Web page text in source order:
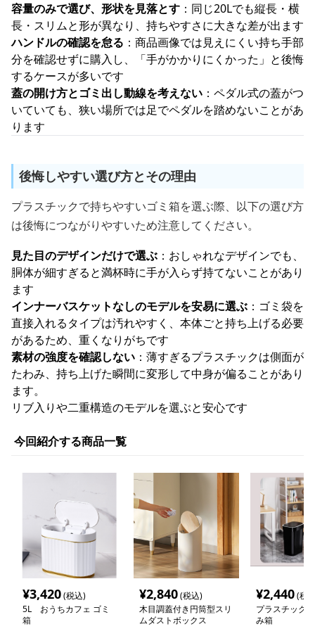
容量のみで選び、形状を見落とす ：同じ20Lでも縦長・横
長・スリムと形が異なり、持ちやすさに大きな差が出ます
ハンドルの確認を怠る ：商品画像では見えにくい持ち手部
分を確認せずに購入し、「手がかかりにくかった」と後悔
するケースが多いです
蓋の開け方とゴミ出し動線を考えない ：ペダル式の蓋がつ
いていても、狭い場所では足でペダルを踏めないことがあ
ります
後悔しやすい選び方とその理由
プラスチックで持ちやすいゴミ箱を選ぶ際、以下の選び方
は後悔につながりやすいため注意してください。
見た目のデザインだけで選ぶ ：おしゃれなデザインでも、
胴体が細すぎると満杯時に手が入らず持てないことがあり
ます
インナーバスケットなしのモデルを安易に選ぶ ：ゴミ袋を
直接入れるタイプは汚れやすく、本体ごと持ち上げる必要
があるため、重くなりがちです
素材の強度を確認しない ：薄すぎるプラスチックは側面が
たわみ、持ち上げた瞬間に変形して中身が偏ることがあり
ます。
リブ入りや二重構造のモデルを選ぶと安心です
今回紹介する商品一覧
¥3,420(税込)
5L おうちカフェ ゴミ
箱
¥2,840(税込)
木目調蓋付き円筒型スリ
ムダストボックス
¥2,440(税
プラスチック
み箱